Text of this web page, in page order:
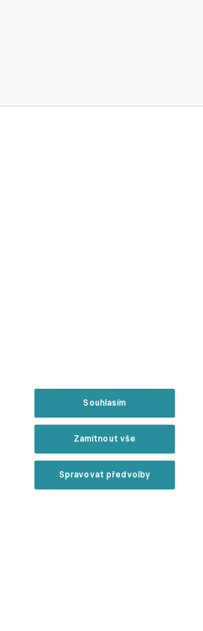
Souhlasím
Zamítnout vše
Spravovat předvolby